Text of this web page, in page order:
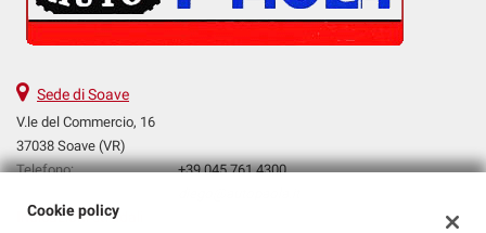
Sede di Soave
V.le del Commercio, 16
37038 Soave (VR)
Telefono:
+39 045 761 4300
Indicazioni stradali
Cookie policy